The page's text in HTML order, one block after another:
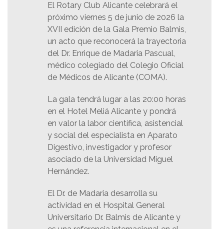
El Rotary Club Alicante celebrará el
próximo viernes 5 de junio de 2026 la
XVII edición de la Gala Premio Balmis,
un acto que reconocerá la trayectoria
del Dr. Enrique de Madaria Pascual,
médico colegiado del Colegio Oficial
de Médicos de Alicante (COMA).
La gala tendrá lugar a las 20:00 horas
en el Hotel Meliá Alicante y pondrá
en valor la labor científica, asistencial
y social del especialista en Aparato
Digestivo, investigador y profesor
asociado de la Universidad Miguel
Hernández.
El Dr. de Madaria desarrolla su
actividad en el Hospital General
Universitario Dr. Balmis de Alicante y